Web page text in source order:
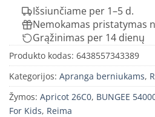
Išsiunčiame per 1–5 d.
Nemokamas pristatymas
Grąžinimas per 14 dienų
Produkto kodas: 6438557343389
Kategorijos: Apranga berniukams,
Žymos: Apricot 26C0, BUNGEE
For Kids, Reima